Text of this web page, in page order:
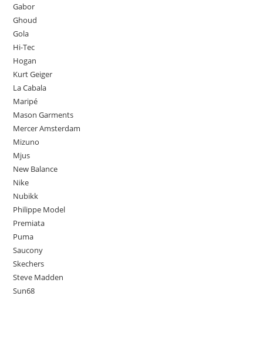
Gabor
Ghoud
Gola
Hi-Tec
Hogan
Kurt Geiger
La Cabala
Maripé
Mason Garments
Mercer Amsterdam
Mizuno
Mjus
New Balance
Nike
Nubikk
Philippe Model
Premiata
Puma
Saucony
Skechers
Steve Madden
Sun68